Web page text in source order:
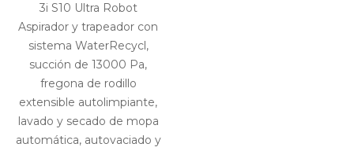
3i S10 Ultra Robot
Aspirador y trapeador con
sistema WaterRecycl,
succión de 13000 Pa,
fregona de rodillo
extensible autolimpiante,
lavado y secado de mopa
automática, autovaciado y